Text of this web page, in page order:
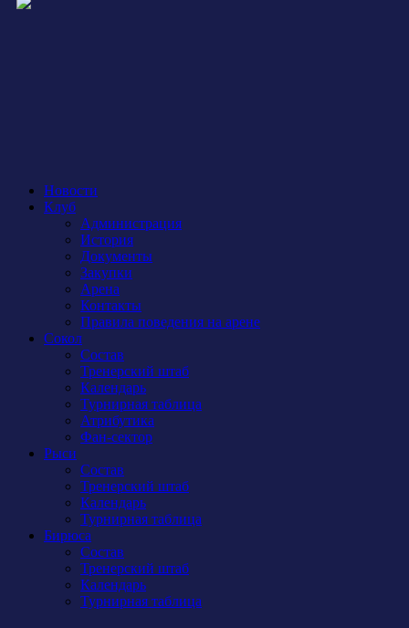
Новости
Клуб
Администрация
История
Документы
Закупки
Арена
Контакты
Правила поведения на арене
Сокол
Состав
Тренерский штаб
Календарь
Турнирная таблица
Атрибутика
Фан-сектор
Рыси
Состав
Тренерский штаб
Календарь
Турнирная таблица
Бирюса
Состав
Тренерский штаб
Календарь
Турнирная таблица